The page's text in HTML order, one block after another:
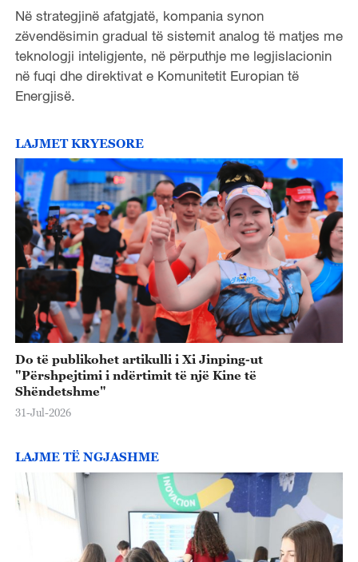
Në strategjinë afatgjatë, kompania synon
zëvendësimin gradual të sistemit analog të matjes me
teknologji inteligjente, në përputhje me legjislacionin
në fuqi dhe direktivat e Komunitetit Europian të
Energjisë.
LAJMET KRYESORE
Do të publikohet artikulli i Xi Jinping-ut
"Përshpejtimi i ndërtimit të një Kine të
Shëndetshme"
31-Jul-2026
LAJME TË NGJASHME